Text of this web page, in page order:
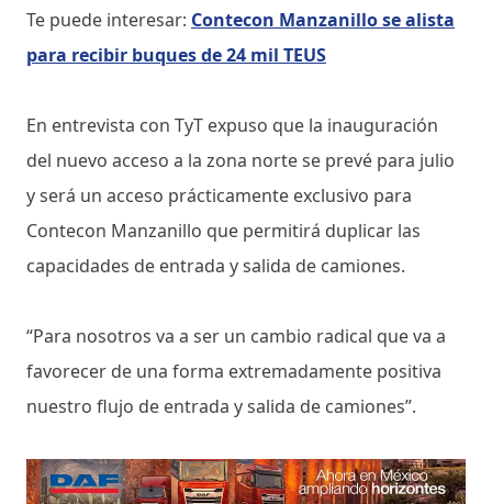
Te puede interesar: Contecon Manzanillo se alista
para recibir buques de 24 mil TEUS
En entrevista con TyT expuso que la inauguración
del nuevo acceso a la zona norte se prevé para julio
y será un acceso prácticamente exclusivo para
Contecon Manzanillo que permitirá duplicar las
capacidades de entrada y salida de camiones.
“Para nosotros va a ser un cambio radical que va a
favorecer de una forma extremadamente positiva
nuestro flujo de entrada y salida de camiones”.